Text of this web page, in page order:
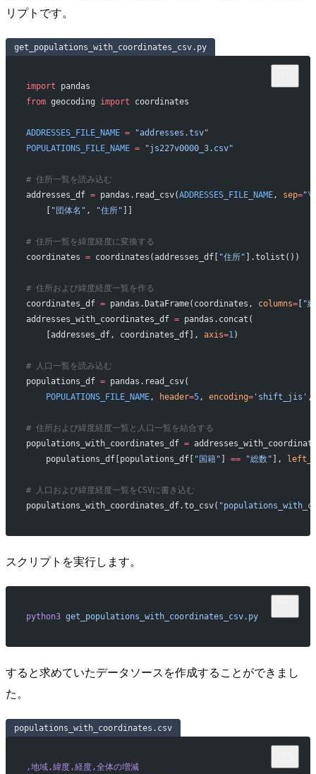
リプトです。
get_populations_with_coordinates_csv.py
import pandas
from geocoding import coordinates
ADDRESSES_FILE_NAME = "addresses.tsv"
POPULATIONS_FILE_NAME = "js227v0000_3.csv"
# 住所一覧を読み込む
addresses_df = pandas.read_csv(ADDRESSES_FILE_NAME, sep="
    [
"団体名" , "住所" ]]
# 住所一覧を緯度経度に変換する
coordinates = coordinates(addresses_df[ "住所" ].tolist())
# 住所および緯度経度一覧を作る
coordinates_df = pandas.DataFrame(coordinates, columns=[ "
addresses_with_coordinates_df = pandas.concat(
    [addresses_df, coordinates_df],
axis=1 )
# 人口一覧を読み込む
populations_df = pandas.read_csv(
    POPULATIONS_FILE_NAME
, header=5, encoding='shift_jis'
# 住所および緯度経度一覧と人口一覧を結合する
populations_with_coordinates_df =
    populations_df[populations_df[
"国籍" ] == "総数" ],
# 人口および緯度経度一覧をCSVに書き込む
populations_with_coordinates_df.to_csv(
スクリプトを実行します。
python3 get_populations_with_coordinates_csv.py
すると求めていたデータソースを作成することができまし
た。
populations_with_coordinates.csv
,地域,緯度,経度,全体の増減